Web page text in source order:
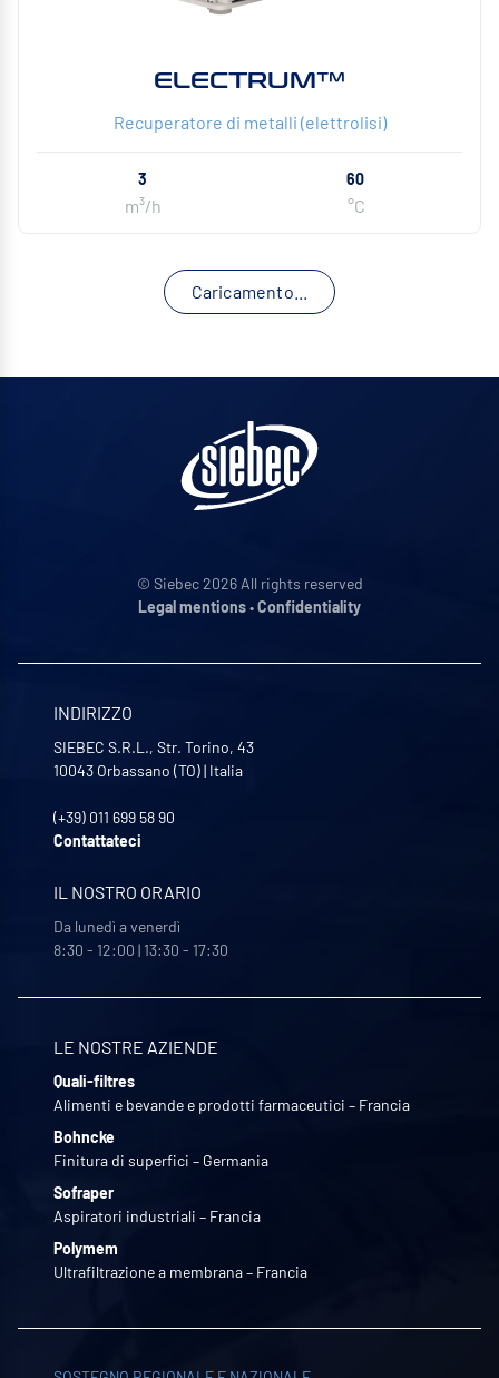
ELECTRUM™
Recuperatore di metalli (elettrolisi)
3
m³/h
60
°C
Caricamento...
© Siebec 2026 All rights reserved
Legal mentions•Confidentiality
INDIRIZZO
SIEBEC S.R.L., Str. Torino, 43
10043 Orbassano (TO)| Italia
(+39) 011 699 58 90
Contattateci
IL NOSTRO ORARIO
Da lunedì a venerdì
8:30 - 12:00 | 13:30 - 17:30
LE NOSTRE AZIENDE
Quali-filtres
Alimenti e bevande e prodotti farmaceutici – Francia
Bohncke
Finitura di superfici – Germania
Sofraper
Aspiratori industriali – Francia
Polymem
Ultrafiltrazione a membrana – Francia